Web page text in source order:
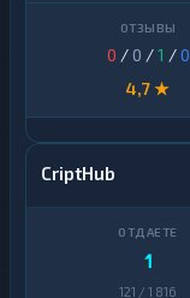
0 / 0 /1 /0
4,7 ★
CriptHub
1
121 / 1 816